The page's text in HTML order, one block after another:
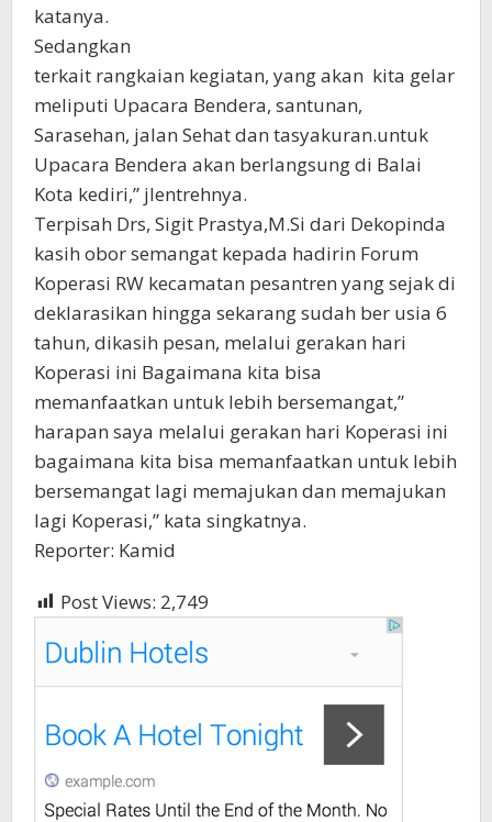
katanya.
Sedangkan
terkait rangkaian kegiatan, yang akan kita gelar
meliputi Upacara Bendera, santunan,
Sarasehan, jalan Sehat dan tasyakuran.untuk
Upacara Bendera akan berlangsung di Balai
Kota kediri,” jlentrehnya.
Terpisah Drs, Sigit Prastya,M.Si dari Dekopinda
kasih obor semangat kepada hadirin Forum
Koperasi RW kecamatan pesantren yang sejak di
deklarasikan hingga sekarang sudah ber usia 6
tahun, dikasih pesan, melalui gerakan hari
Koperasi ini Bagaimana kita bisa
memanfaatkan untuk lebih bersemangat,”
harapan saya melalui gerakan hari Koperasi ini
bagaimana kita bisa memanfaatkan untuk lebih
bersemangat lagi memajukan dan memajukan
lagi Koperasi,” kata singkatnya.
Reporter: Kamid
Post Views: 2,749